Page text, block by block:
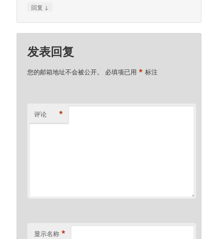
回复 ↓
发表回复
您的邮箱地址不会被公开。 必填项已用* 标注
评论 *
显示名称 *